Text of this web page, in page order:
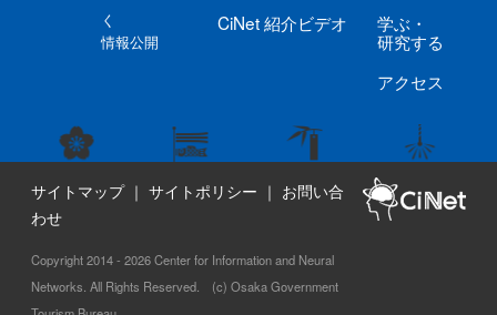
く
情報公開
CiNet紹介ビデオ 学ぶ ・
研究する
アクセス
サイトマップ｜ サイトポリシー ｜ お問い合
わせ
Copyright 2014 - 2026 Center for Information and Neural
Networks. All Rights Reserved. (c) Osaka Government